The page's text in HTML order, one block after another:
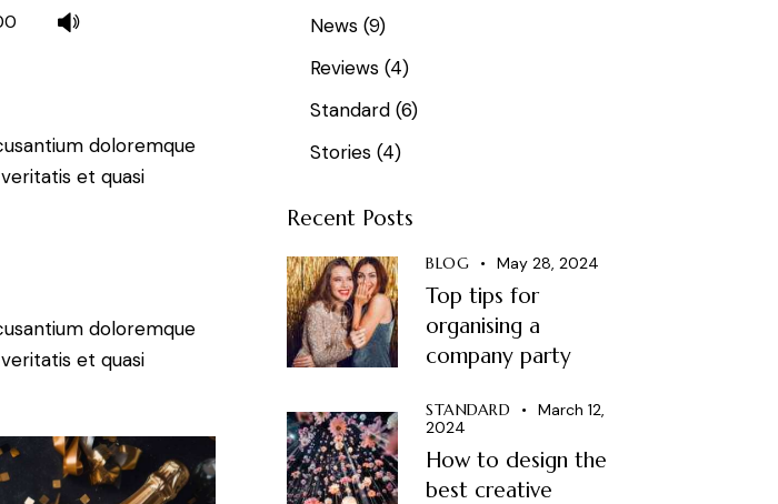
to
increase
doloremque
et quasi
doloremque
et quasi
News(9)
Reviews(4)
Standard(6)
Stories(4)
Recent Posts
BLOG May 28, 2024
Top tips for
organising a
company party
STANDARD
March 12,
2024
How to design the
best creative